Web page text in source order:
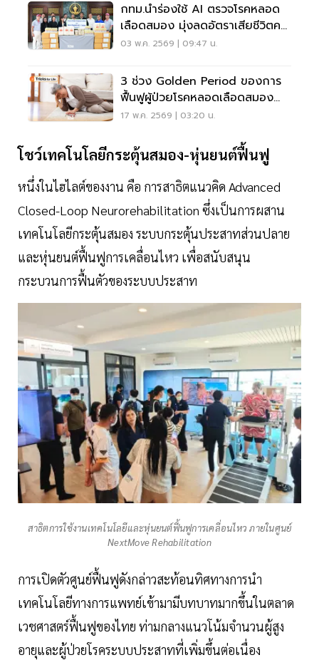
กทม.นำร่องใช้ AI ตรวจโรคหลอด
เลือดสมอง มุ่งลดอัตราเสียชีวิตคน
กรุง
03 พ.ค. 2569 | 09:47 น.
3 ช่วง Golden Period ของการ
ฟื้นฟูผู้ป่วยโรคหลอดเลือดสมอง
Stroke
17 พ.ค. 2569 | 03:20 น.
โชว์เทคโนโลยีกระตุ้นสมอง-หุ่นยนต์ฟื้นฟู
หนึ่งในไฮไลต์ของงาน คือ การสาธิตแนวคิด Advanced
Closed-Loop Neurorehabilitation ซึ่งเป็นการผสาน
เทคโนโลยีกระตุ้นสมอง ระบบกระตุ้นประสาทส่วนปลาย
และหุ่นยนต์ฟื้นฟูการเคลื่อนไหว เพื่อสนับสนุน
กระบวนการฟื้นตัวของระบบประสาท
สาธิตการใช้งานเทคโนโลยีและหุ่นยนต์ฟื้นฟูการเคลื่อนไหว ภายในศูนย์
NextMove Rehabilitation
การเปิดตัวศูนย์ฟื้นฟูดังกล่าวสะท้อนทิศทางการนำ
เทคโนโลยีทางการแพทย์เข้ามามีบทบาทมากขึ้นในตลาด
เวชศาสตร์ฟื้นฟูของไทย ท่ามกลางแนวโน้มจำนวนผู้สูง
อายุและผู้ป่วยโรคระบบประสาทที่เพิ่มขึ้นต่อเนื่อง